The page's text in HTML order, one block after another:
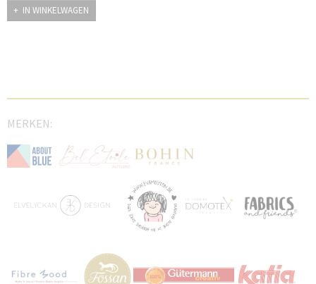
IN WINKELWAGEN
MERKEN: